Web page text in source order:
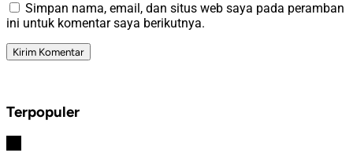
Simpan nama, email, dan situs web saya pada peramban
ini untuk komentar saya berikutnya.
Terpopuler